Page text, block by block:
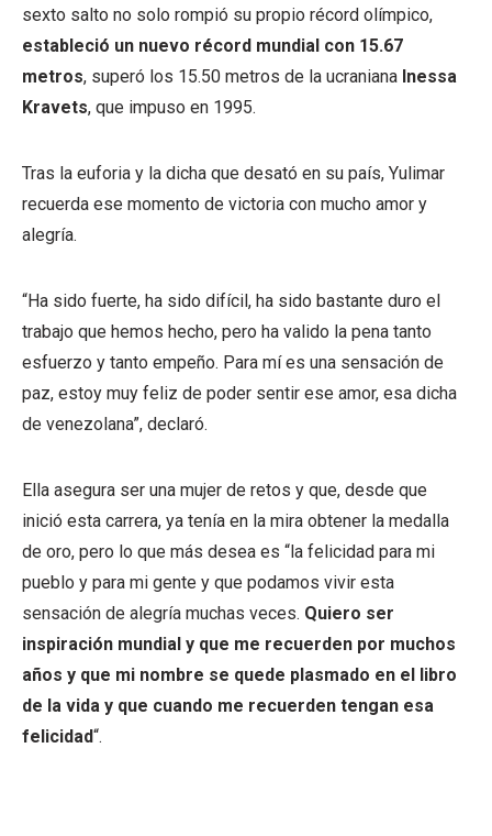
sexto salto no solo rompió su propio récord olímpico,
estableció un nuevo récord mundial con 15.67
metros, superó los 15.50 metros de la ucraniana Inessa
Kravets, que impuso en 1995.
Tras la euforia y la dicha que desató en su país, Yulimar
recuerda ese momento de victoria con mucho amor y
alegría.
“Ha sido fuerte, ha sido difícil, ha sido bastante duro el
trabajo que hemos hecho, pero ha valido la pena tanto
esfuerzo y tanto empeño. Para mí es una sensación de
paz, estoy muy feliz de poder sentir ese amor, esa dicha
de venezolana”, declaró.
Ella asegura ser una mujer de retos y que, desde que
inició esta carrera, ya tenía en la mira obtener la medalla
de oro, pero lo que más desea es “la felicidad para mi
pueblo y para mi gente y que podamos vivir esta
sensación de alegría muchas veces. Quiero ser
inspiración mundial y que me recuerden por muchos
años y que mi nombre se quede plasmado en el libro
de la vida y que cuando me recuerden tengan esa
felicidad“.